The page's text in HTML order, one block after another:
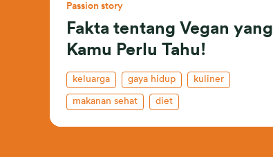
Passion story
Fakta tentang Vegan yang
Kamu Perlu Tahu!
keluarga gaya hidup kuliner
makanan sehat diet